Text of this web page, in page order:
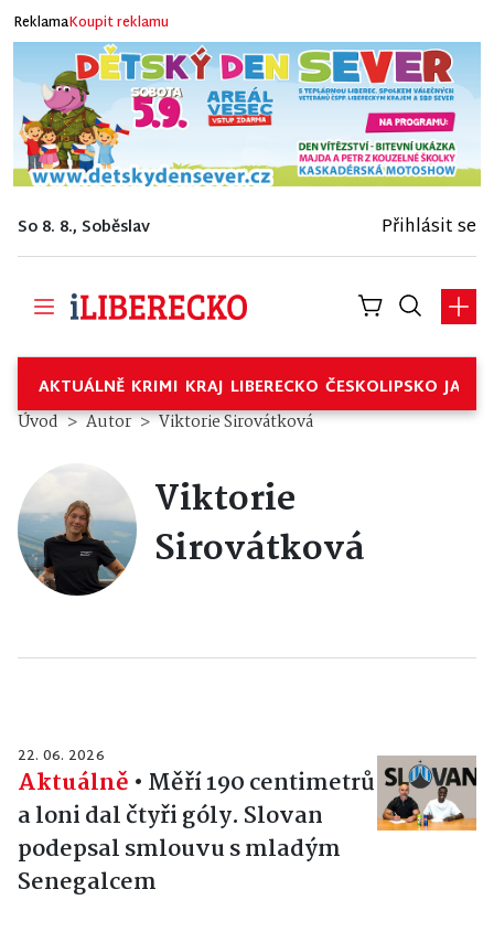
ReklamaKoupit reklamu
So 8. 8., Soběslav Přihlásit se
AKTUÁLNĚ KRIMI KRAJ LIBERECKO ČESKOLIPSKO
Úvod Autor Viktorie Sirovátková
Viktorie
Sirovátková
22. 06. 2026
Aktuálně • Měří 190 centimetrů
a loni dal čtyři góly. Slovan
podepsal smlouvu s mladým
Senegalcem